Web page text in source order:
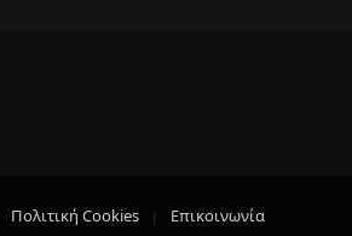
Πολιτική Cookies Επικοινωνία